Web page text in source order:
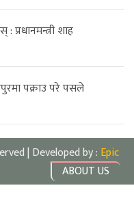
प्रधानमन्त्री शाह
पक्राउ परे पसले
| Developed by : Epic
ABOUT US